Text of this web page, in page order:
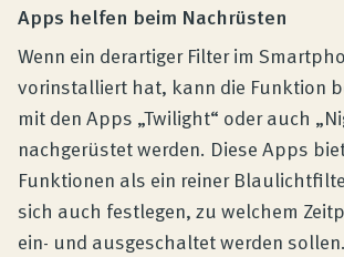
Apps helfen beim Nachrüsten
Wenn ein derartiger Filter im
vorinstalliert hat, kann die Funktion
mit den Apps „Twilight“ oder auch
nachgerüstet werden. Diese Apps
Funktionen als ein reiner
sich auch festlegen, zu welchem
ein- und ausgeschaltet werden sollen.